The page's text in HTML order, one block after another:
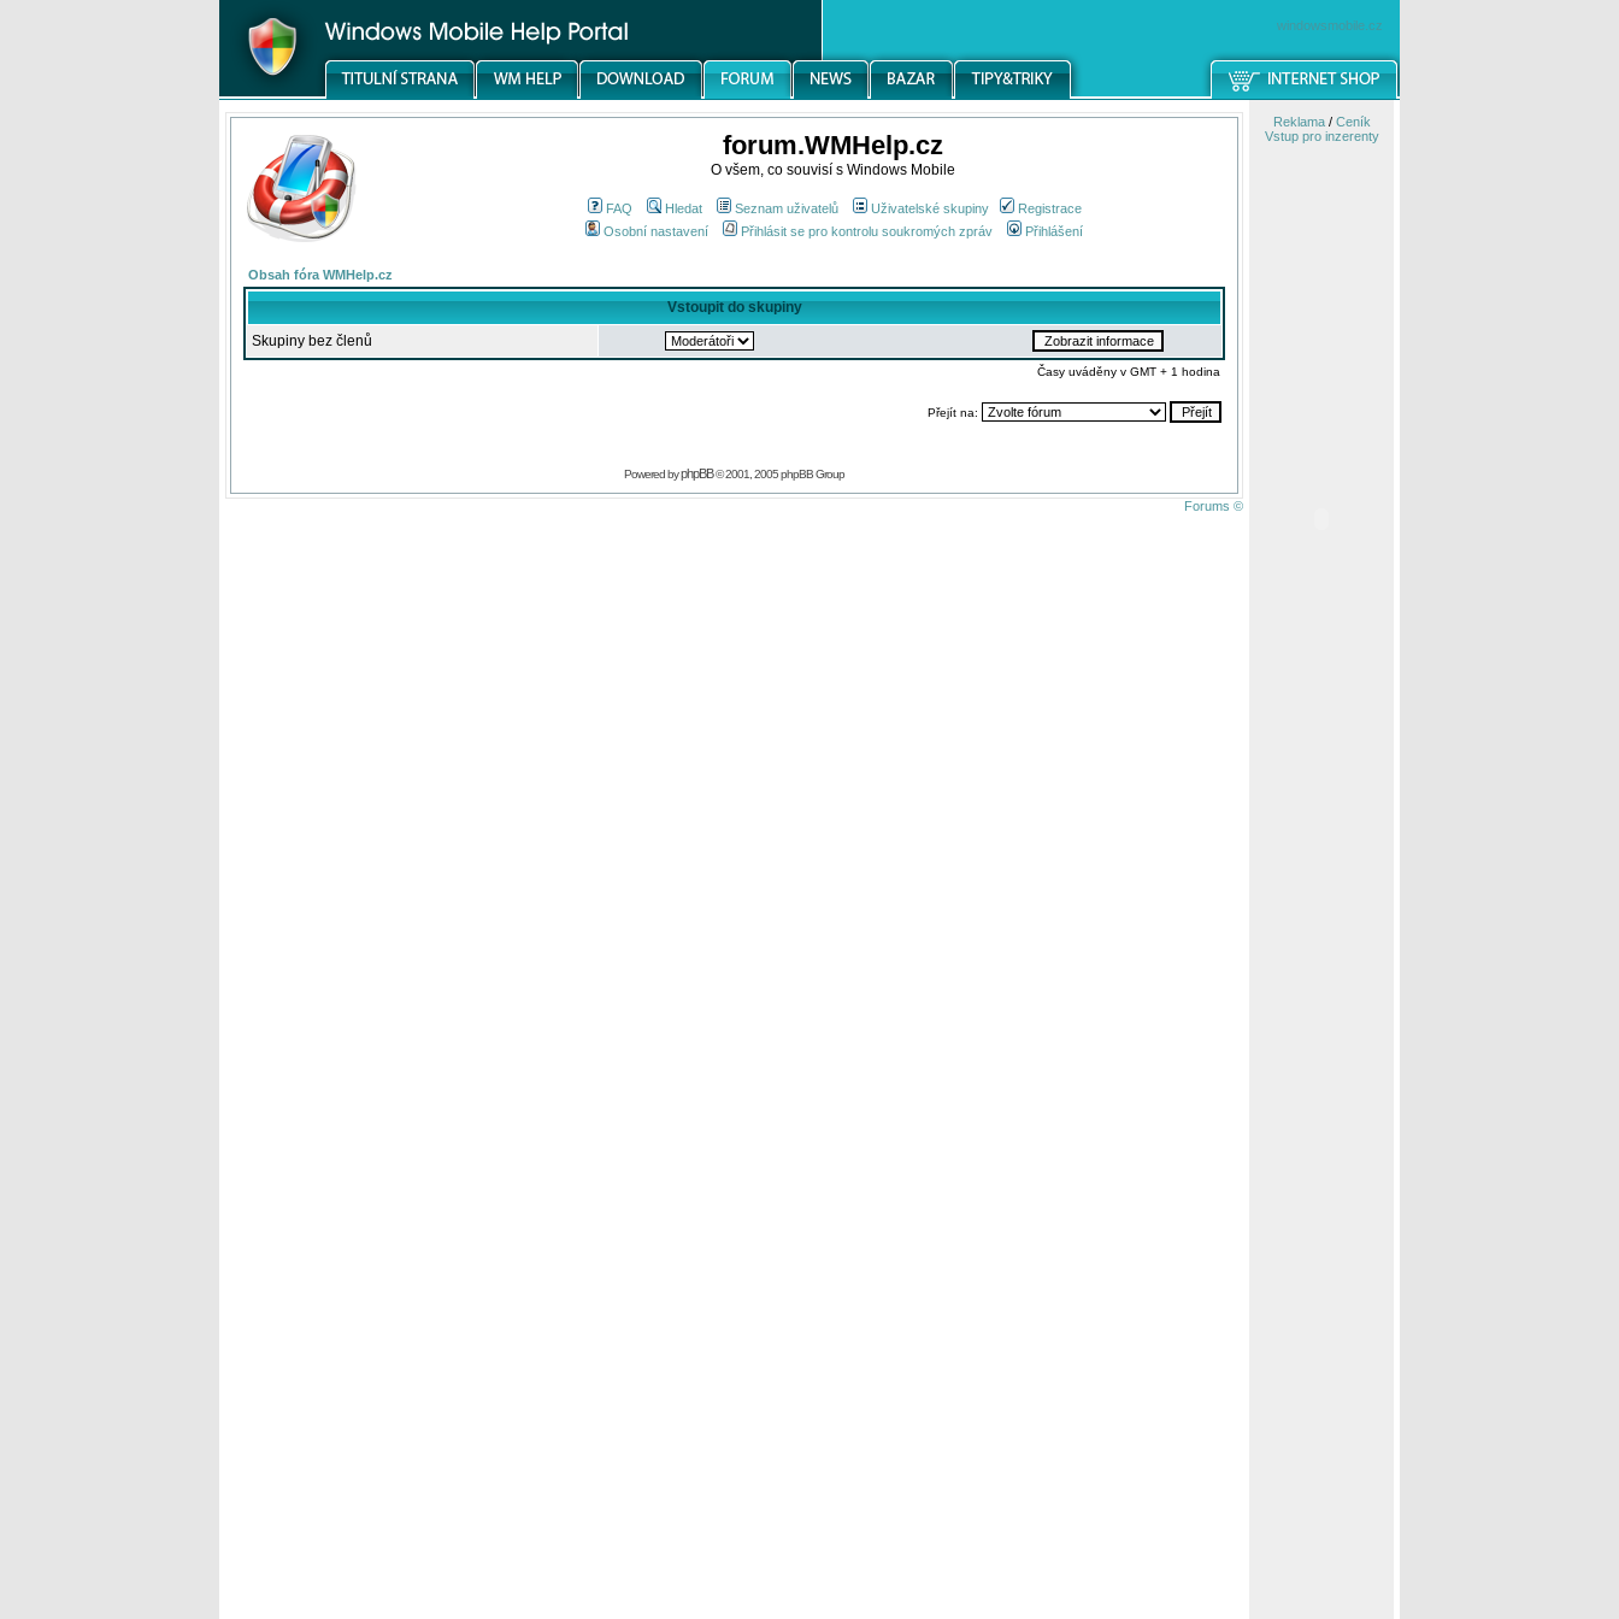
windowsmobile.cz
forum.WMHelp.cz
O všem, co souvisí s Windows Mobile
FAQ Hledat Seznam uživatelů Uživatelské skupiny
Registrace
Osobní nastavení
Přihlásit se pro kontrolu soukromých zpráv Přihlášení
Obsah fóra WMHelp.cz
Vstoupit do skupiny
Skupiny bez členů
Časy uváděny v GMT + 1 hodina
Přejít na:
Powered byphpBB© 2001, 2005 phpBB Group
Forums ©
Reklama/ Ceník
Vstup pro inzerenty